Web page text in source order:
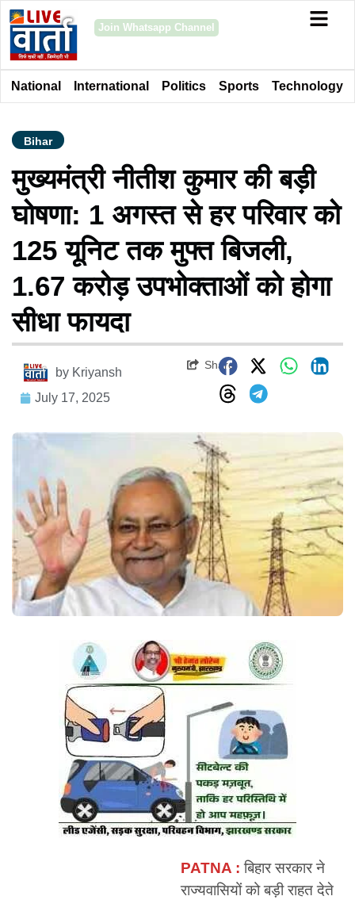
Join Whatsapp Channel
National International Politics Sports Technology
Bihar
मुख्यमंत्री नीतीश कुमार की बड़ी
घोषणा: 1 अगस्त से हर परिवार को
125 यूनिट तक मुफ्त बिजली,
1.67 करोड़ उपभोक्ताओं को होगा
सीधा फायदा
by Kriyansh
July 17, 2025
Share
PATNA : बिहार सरकार ने
राज्यवासियों को बड़ी राहत देते